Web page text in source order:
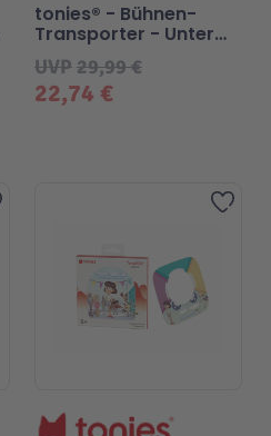
22,74 €
UVP29,99 €
tonies® - Bühnen-
Transporter - Unter
dem Zaubermond
Zur Wunschliste hinzufügen Zur